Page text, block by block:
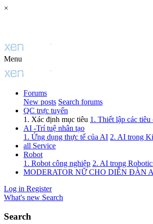
×
Menu
Forums
New posts Search forums
QC trực tuyến
1. Xác định mục tiêu 1. Thiết lập các
AI -Trí tuệ nhân tạo
1. Ứng dụng thực tế của AI 2. AI trong
all Service
Robot
1. Robot công nghiệp 2. AI trong
MODERATOR NỮ CHO DIỄN ĐÀN
Log in Register
What's new Search
Search